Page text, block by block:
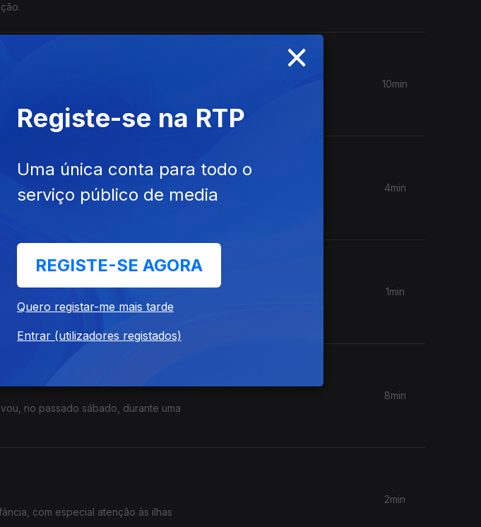
consagrados e a realidade vivida na
10min
4min
a 2.ª edição do Jardim de Verão da
artistas.
1min
no passado sábado, durante uma
8min
com especial atenção às ilhas
2min
×
Registe-se na RTP
Uma única conta para todo o
serviço público de media
REGISTE-SE AGORA
Quero registar-me mais tarde
Entrar (utilizadores registados)